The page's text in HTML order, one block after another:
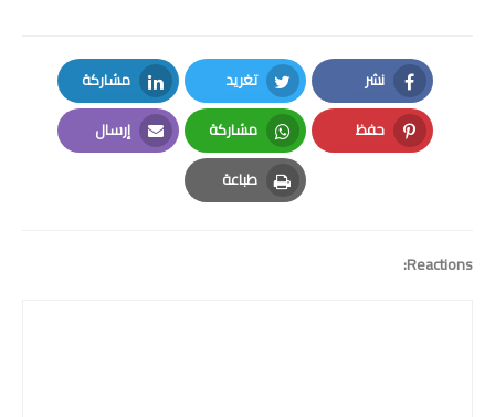
نشر
Facebook
تغريد
Twitter
مشاركة
LinkedIn
حفظ
Pinterest
مشاركة
Whatsapp
إرسال
Email
طباعة
Print
Reactions: